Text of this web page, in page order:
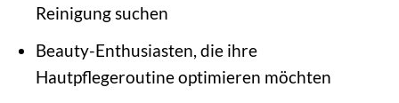
Reinigung suchen
Beauty-Enthusiasten, die ihre
Hautpflegeroutine optimieren möchten